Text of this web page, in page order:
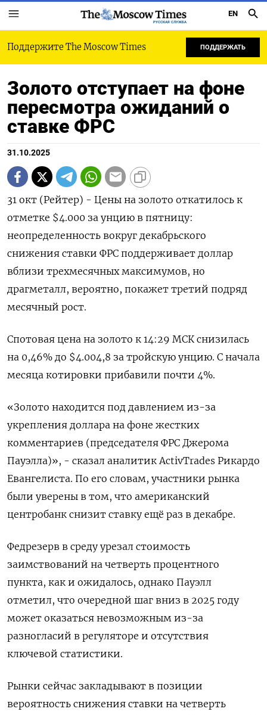
РУССКАЯ СЛУЖБА
EN
Поддержите The Moscow Times ПОДДЕРЖАТЬ
Золото отступает на фоне
пересмотра ожиданий о
ставке ФРС
31.10.2025
31 окт (Рейтер) - Цены на золото откатилось к
отметке $4.000 за унцию в пятницу:
неопределенность вокруг декабрьского
снижения ставки ФРС поддерживает доллар
вблизи трехмесячных максимумов, но
драгметалл, вероятно, покажет третий подряд
месячный рост.
Спотовая цена на золото к 14:29 МСК снизилась
на 0,46% до $4.004,8​ за тройскую унцию. С начала
месяца котировки прибавили почти 4%.
«Золото находится под давлением из-за
укрепления доллара на фоне жестких
комментариев (председателя ФРС Джерома
Пауэлла)», - сказал аналитик ActivTrades Рикардо
Евангелиста. По его словам, участники рынка
были уверены в том, что американский
центробанк снизит ставку ещё раз в декабре.
Федрезерв в среду урезал стоимость
заимствований на четверть процентного
пункта, как и ожидалось, однако Пауэлл
отметил, что очередной шаг вниз в 2025 году
может оказаться невозможным из-за
разногласий в регуляторе и отсутствия
ключевой статистики.
Рынки сейчас закладывают в позиции
вероятность снижения ставки на четверть